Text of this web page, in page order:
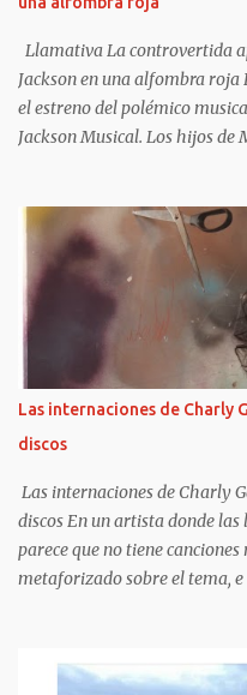
pueden llegar a resultar de lo
https://frasesdelavida.com/
Llamativa La controvertida
Jackson en una alfombra roja
el estreno del polémico
Jackson Musical. Los hijos de
regla y el motivo estuvo
Prince y Blanket- dieron su
premiere de MJ: The
tiempos , Paris y Prince
respectivas cuentas de
en esas publicaciones, pero
salida del evento. ¿Cómo se
vestido rojo estampado que
accesorios boho y botas.
trajes. La...
Las internaciones de Charly
discos
Las internaciones de Charly
discos En un artista donde
parece que no tiene
metaforizado sobre el tema, e
charly-garcia-reflejaron-